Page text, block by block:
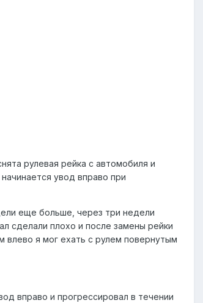
рулевая рейка с автомобиля и
увод вправо при
еще больше, через три недели
сделали плохо и после замены рейки
влево я мог ехать с рулем повернутым
вправо и прогрессировал в течении